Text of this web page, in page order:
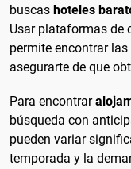
buscas hoteles
Usar plataformas de
permite encontrar
asegurarte de que
Para encontrar
búsqueda con
pueden variar
temporada y la